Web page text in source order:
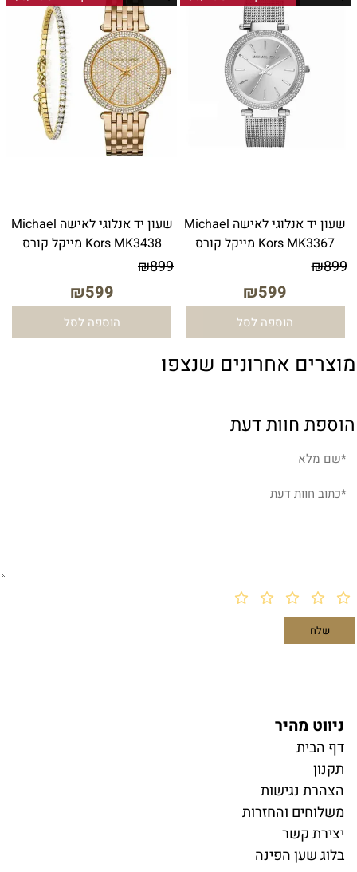
שעון יד אנלוגי לאישה Michael
Kors MK3367 מייקל קורס
₪899
₪599
הוספה לסל
שעון יד ‏אנלוגי ‏לאישה Michael
Kors MK3438 מייקל קורס
₪899
₪599
הוספה לסל
מוצרים אחרונים שנצפו
הוספת חוות דעת
ניווט מהיר
דף הבית
תקנון
הצהרת נגישות
משלוחים והחזרות
יצירת קשר
בלוג שען הפינה